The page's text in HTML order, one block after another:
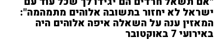
ישראל לא יחזור בתשובה אלוהים מתמהמה":
המאזין ענה על השאלה איפה אלוהים היה
באירועי 7 באוקטובר